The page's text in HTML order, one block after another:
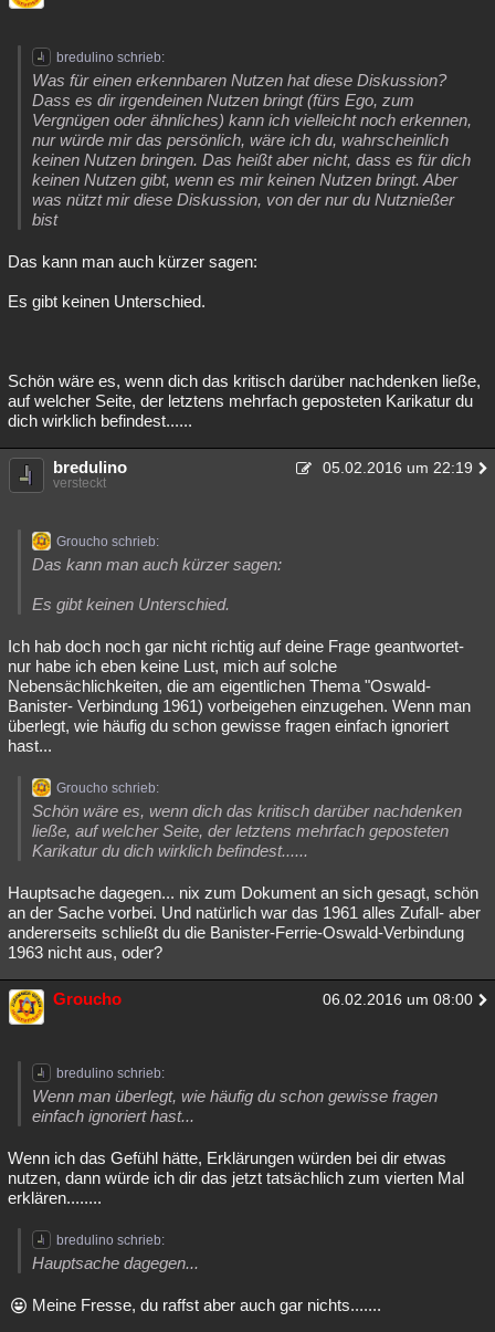
bredulino schrieb:
Was für einen erkennbaren Nutzen hat diese Diskussion?
Dass es dir irgendeinen Nutzen bringt (fürs Ego, zum
Vergnügen oder ähnliches) kann ich vielleicht noch erkennen,
nur würde mir das persönlich, wäre ich du, wahrscheinlich
keinen Nutzen bringen. Das heißt aber nicht, dass es für dich
keinen Nutzen gibt, wenn es mir keinen Nutzen bringt. Aber
was nützt mir diese Diskussion, von der nur du Nutznießer
bist
Das kann man auch kürzer sagen:
Es gibt keinen Unterschied.
Schön wäre es, wenn dich das kritisch darüber nachdenken ließe,
auf welcher Seite, der letztens mehrfach geposteten Karikatur du
dich wirklich befindest......
bredulino 05.02.2016 um 22:19
versteckt
Groucho schrieb:
Das kann man auch kürzer sagen:
Es gibt keinen Unterschied.
Ich hab doch noch gar nicht richtig auf deine Frage geantwortet-
nur habe ich eben keine Lust, mich auf solche
Nebensächlichkeiten, die am eigentlichen Thema "Oswald-
Banister- Verbindung 1961) vorbeigehen einzugehen. Wenn man
überlegt, wie häufig du schon gewisse fragen einfach ignoriert
hast...
Groucho schrieb:
Schön wäre es, wenn dich das kritisch darüber nachdenken
ließe, auf welcher Seite, der letztens mehrfach geposteten
Karikatur du dich wirklich befindest......
Hauptsache dagegen... nix zum Dokument an sich gesagt, schön
an der Sache vorbei. Und natürlich war das 1961 alles Zufall- aber
andererseits schließt du die Banister-Ferrie-Oswald-Verbindung
1963 nicht aus, oder?
Groucho 06.02.2016 um 08:00
bredulino schrieb:
Wenn man überlegt, wie häufig du schon gewisse fragen
einfach ignoriert hast...
Wenn ich das Gefühl hätte, Erklärungen würden bei dir etwas
nutzen, dann würde ich dir das jetzt tatsächlich zum vierten Mal
erklären........
bredulino schrieb:
Hauptsache dagegen...
Meine Fresse, du raffst aber auch gar nichts.......